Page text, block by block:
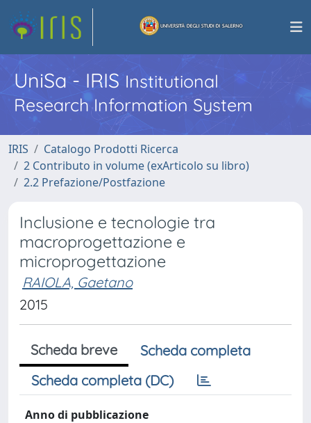
UniSa - IRISInstitutional
Research Information System
IRIS
Catalogo Prodotti Ricerca
2 Contributo in volume (exArticolo su libro)
2.2 Prefazione/Postfazione
Inclusione e tecnologie tra
macroprogettazione e
microprogettazione
RAIOLA, Gaetano
2015
Scheda breve
Scheda completa
Scheda completa (DC)
Anno di pubblicazione